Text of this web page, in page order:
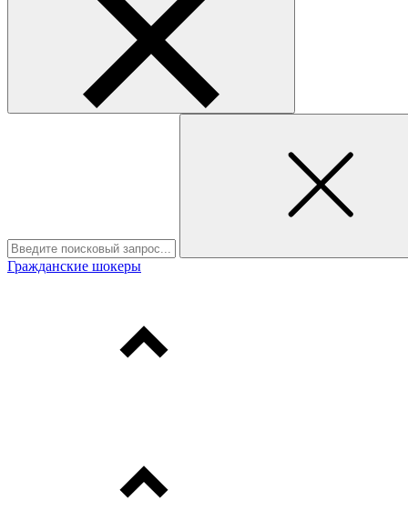
Гражданские шокеры